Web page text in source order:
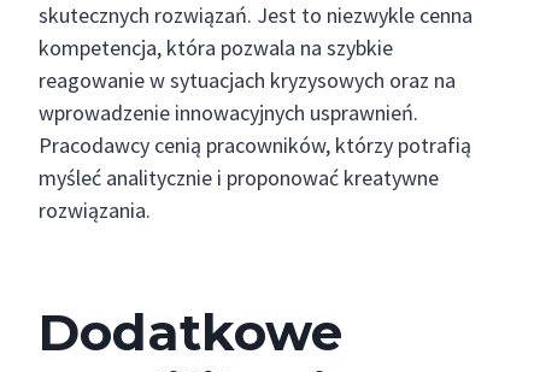
skutecznych rozwiązań. Jest to niezwykle cenna
kompetencja, która pozwala na szybkie
reagowanie w sytuacjach kryzysowych oraz na
wprowadzenie innowacyjnych usprawnień.
Pracodawcy cenią pracowników, którzy potrafią
myśleć analitycznie i proponować kreatywne
rozwiązania.
Dodatkowe